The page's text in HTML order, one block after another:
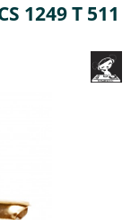
1249 T 511